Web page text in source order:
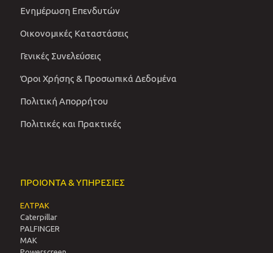
Ενημέρωση Επενδυτών
Οικονομικές Καταστάσεις
Γενικές Συνελεύσεις
Όροι Χρήσης & Προσωπικά Δεδομένα
Πολιτική Απορρήτου
Πολιτικές και Πρακτικές
ΠΡΟΙΟΝΤΑ & ΥΠΗΡΕΣΙΕΣ
ΕΛΤΡΑΚ
Caterpillar
PALFINGER
MAK